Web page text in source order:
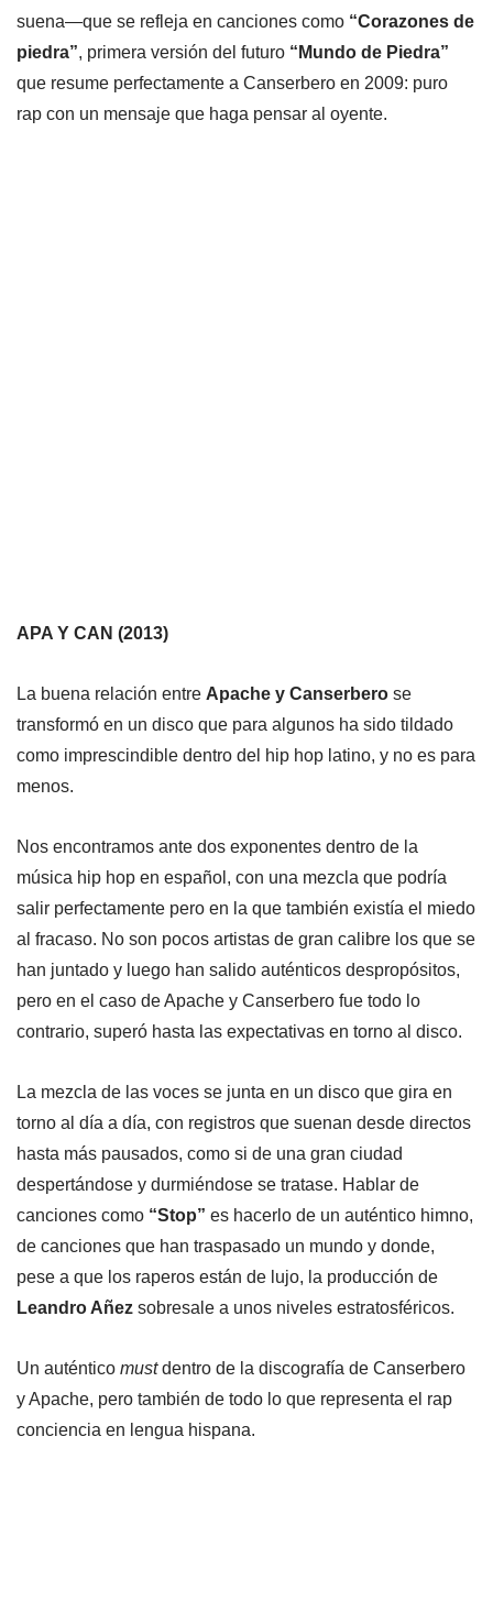
suena—que se refleja en canciones como “Corazones de
piedra”, primera versión del futuro “Mundo de Piedra”
que resume perfectamente a Canserbero en 2009: puro
rap con un mensaje que haga pensar al oyente.
APA Y CAN (2013)
La buena relación entre Apache y Canserbero se
transformó en un disco que para algunos ha sido tildado
como imprescindible dentro del hip hop latino, y no es para
menos.
Nos encontramos ante dos exponentes dentro de la
música hip hop en español, con una mezcla que podría
salir perfectamente pero en la que también existía el miedo
al fracaso. No son pocos artistas de gran calibre los que se
han juntado y luego han salido auténticos despropósitos,
pero en el caso de Apache y Canserbero fue todo lo
contrario, superó hasta las expectativas en torno al disco.
La mezcla de las voces se junta en un disco que gira en
torno al día a día, con registros que suenan desde directos
hasta más pausados, como si de una gran ciudad
despertándose y durmiéndose se tratase. Hablar de
canciones como “Stop” es hacerlo de un auténtico himno,
de canciones que han traspasado un mundo y donde,
pese a que los raperos están de lujo, la producción de
Leandro Añez sobresale a unos niveles estratosféricos.
Un auténtico mustdentro de la discografía de Canserbero
y Apache, pero también de todo lo que representa el rap
conciencia en lengua hispana.